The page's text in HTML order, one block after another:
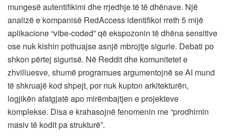
mungesë autentifikimi dhe rrjedhje të të dhënave. Një
analizë e kompanisë RedAccess identifikoi rreth 5 mijë
aplikacione “vibe-coded” që ekspozonin të dhëna sensitive
ose nuk kishin pothuajse asnjë mbrojtje sigurie. Debati po
shkon përtej sigurisë. Në Reddit dhe komunitetet e
zhvilluesve, shumë programues argumentojnë se AI mund
të shkruajë kod shpejt, por nuk kupton arkitekturën,
logjikën afatgjatë apo mirëmbajtjen e projekteve
komplekse. Disa e krahasojnë fenomenin me “prodhimin
masiv të kodit pa strukturë”.